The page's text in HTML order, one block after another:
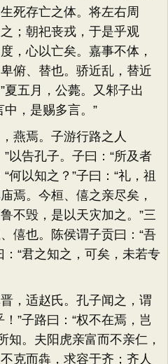
死存亡之体。将左右周
；朝祀丧戎，于是乎观
，心以亡矣。嘉事不体，
俯、替也。骄近乱，替近
夏五月，公薨。又邾子出
，是赐多言。”
焉。子游行路之人
以告孔子。子曰：“所及者
何以知之？”子曰：“礼，祖
焉。今桓、僖之亲尽矣，
不毁，是以天灾加之。”三
僖也。陈侯谓子贡曰：“吾
：“君之知之，可矣，未若专
适赵氏。孔子闻之，谓
”子路曰：“权不在焉，岂
知。夫阳虎亲富而不亲仁，
克而犇，求容于齐；齐人